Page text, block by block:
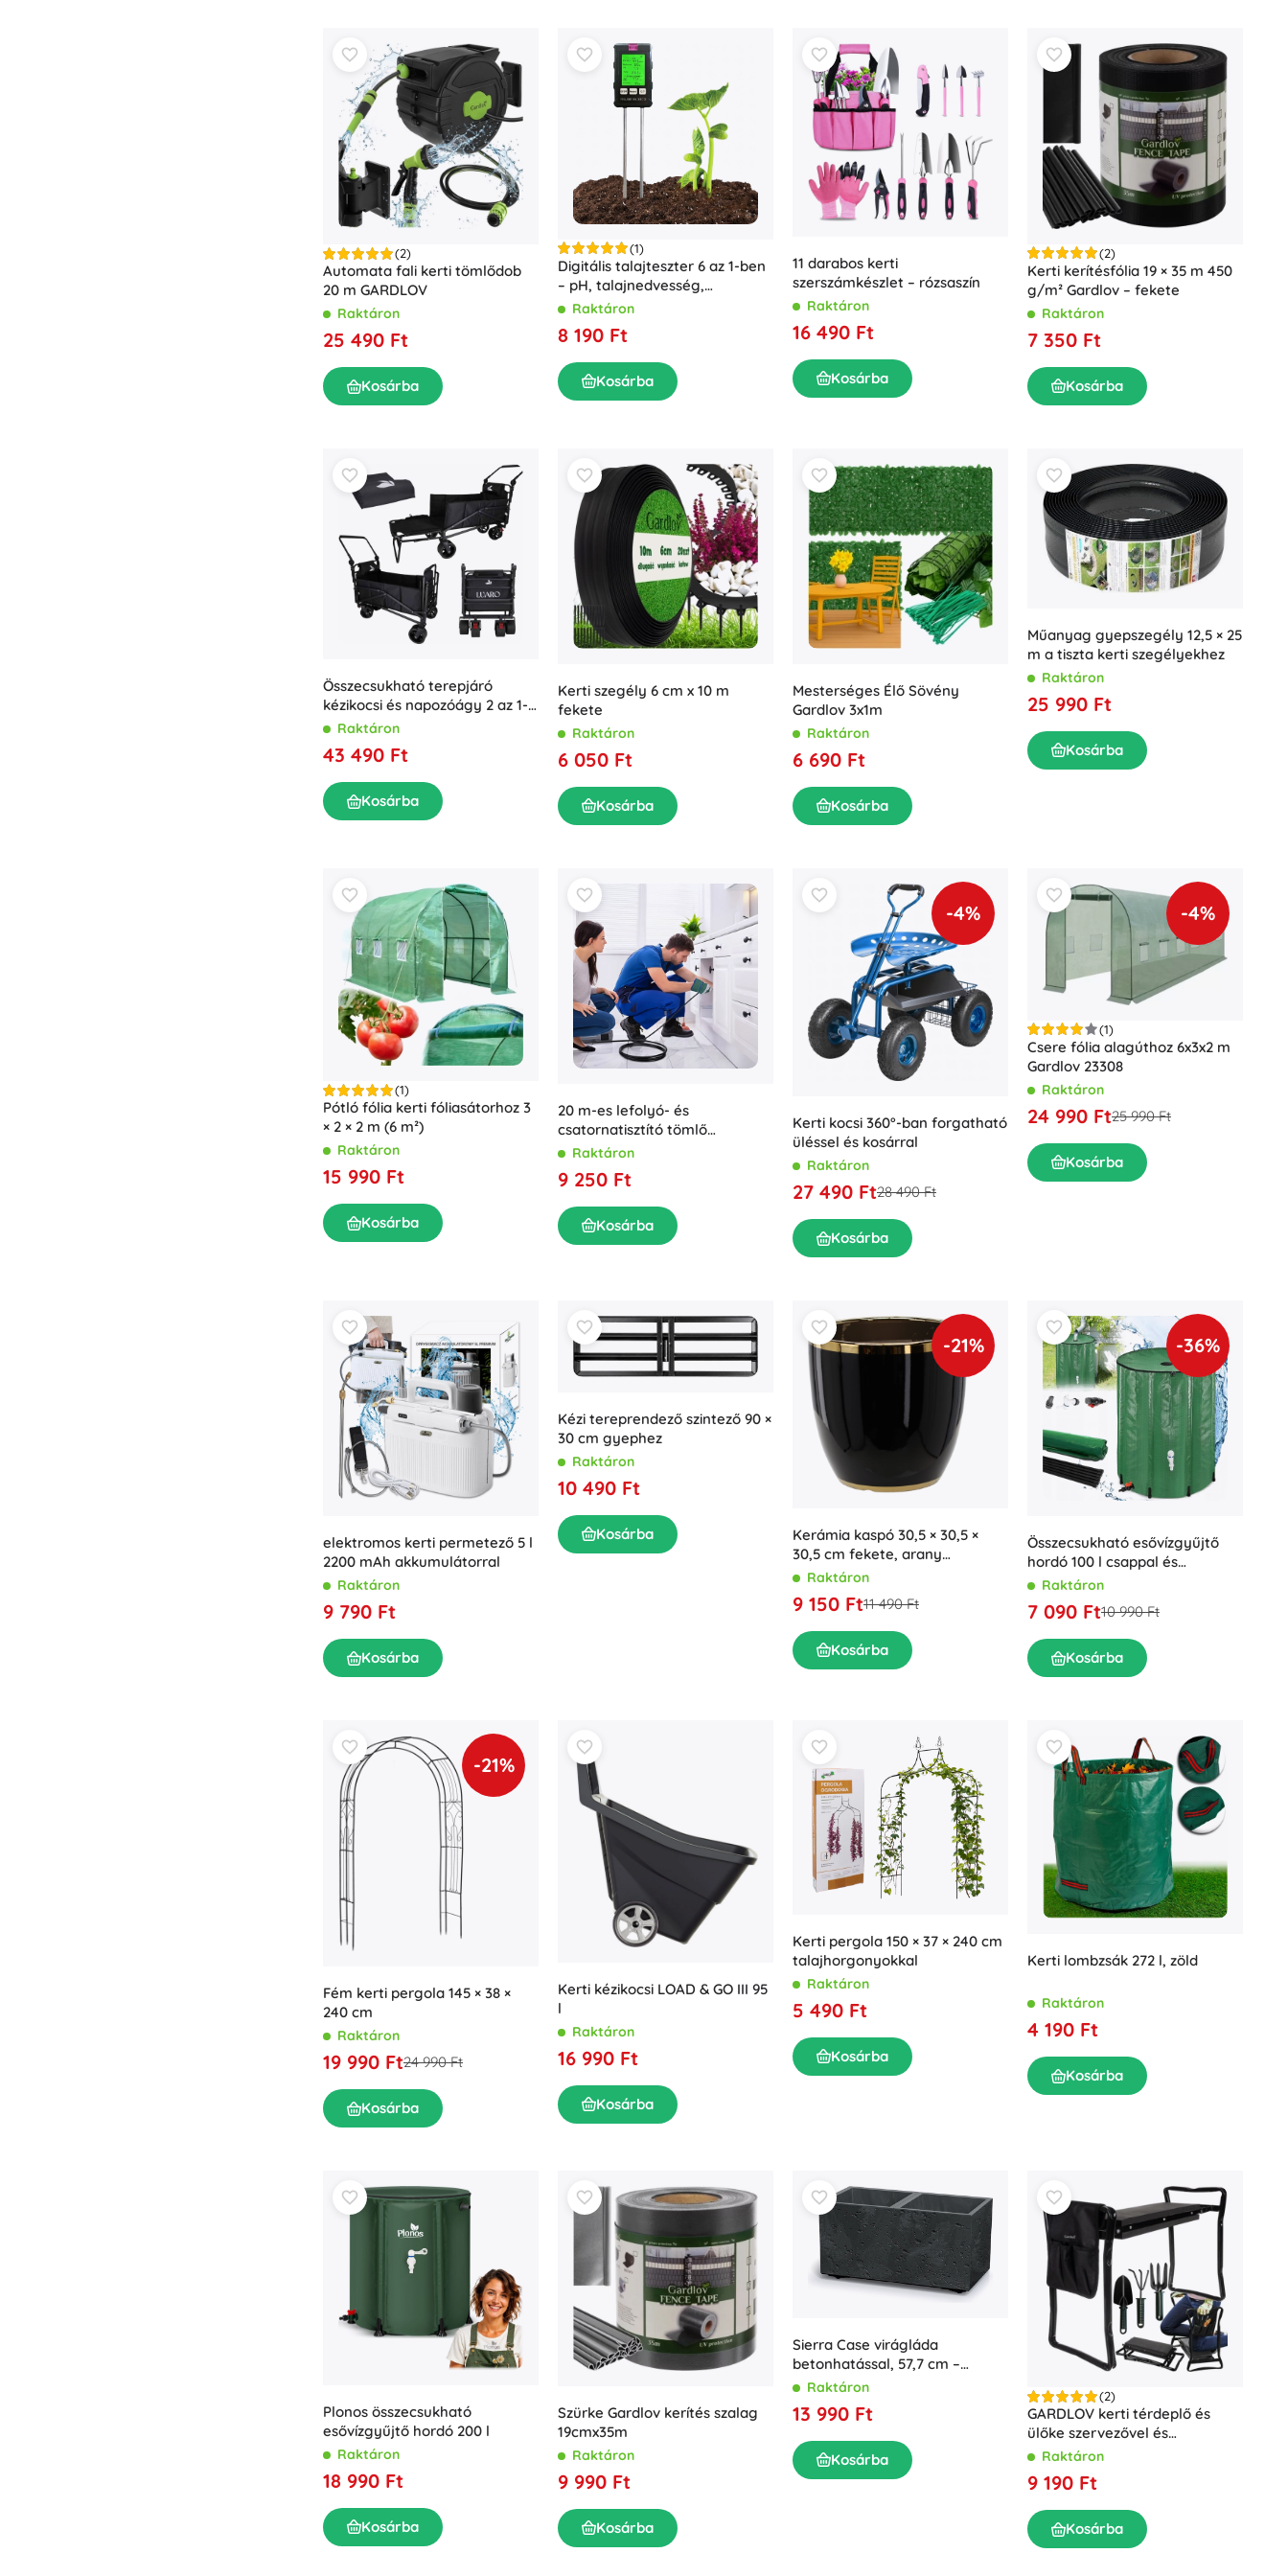
(2)
Automata fali kerti tömlődob
20 m GARDLOV
Raktáron
25 490 Ft
Kosárba
(1)
Digitális talajteszter 6 az 1-ben
– pH, talajnedvesség,
hőmérséklet, termékenység,
Raktáron
8 190 Ft
Kosárba
11 darabos kerti
szerszámkészlet – rózsaszín
Raktáron
16 490 Ft
Kosárba
(2)
Kerti kerítésfólia 19 × 35 m 450
g/m² Gardlov – fekete
Raktáron
7 350 Ft
Kosárba
Összecsukható terepjáró
kézikocsi és napozóágy 2 az 1-
ben LUARO
Raktáron
43 490 Ft
Kosárba
Kerti szegély 6 cm x 10 m
fekete
Raktáron
6 050 Ft
Kosárba
Mesterséges Élő Sövény
Gardlov 3x1m
Raktáron
6 690 Ft
Kosárba
Műanyag gyepszegély 12,5 × 25
m a tiszta kerti szegélyekhez
Raktáron
25 990 Ft
Kosárba
(1)
Pótló fólia kerti fóliasátorhoz 3
× 2 × 2 m (6 m²)
Raktáron
15 990 Ft
Kosárba
20 m-es lefolyó- és
csatornatisztító tömlő
adapterekkel magasnyomású
Raktáron
9 250 Ft
Kosárba
-4%
Kerti kocsi 360°-ban forgatható
üléssel és kosárral
Raktáron
27 490 Ft28 490 Ft
Kosárba
-4%
(1)
Csere fólia alagúthoz 6x3x2 m
Gardlov 23308
Raktáron
24 990 Ft25 990 Ft
Kosárba
elektromos kerti permetező 5 l
2200 mAh akkumulátorral
Raktáron
9 790 Ft
Kosárba
Kézi tereprendező szintező 90 ×
30 cm gyephez
Raktáron
10 490 Ft
Kosárba
-21%
Kerámia kaspó 30,5 × 30,5 ×
30,5 cm fekete, arany
peremmel
Raktáron
9 150 Ft11 490 Ft
Kosárba
-36%
Összecsukható esővízgyűjtő
hordó 100 l csappal és
túlfolyóval
Raktáron
7 090 Ft10 990 Ft
Kosárba
-21%
Fém kerti pergola 145 × 38 ×
240 cm
Raktáron
19 990 Ft24 990 Ft
Kosárba
Kerti kézikocsi LOAD & GO III 95
l
Raktáron
16 990 Ft
Kosárba
Kerti pergola 150 × 37 × 240 cm
talajhorgonyokkal
Raktáron
5 490 Ft
Kosárba
Kerti lombzsák 272 l, zöld
Raktáron
4 190 Ft
Kosárba
Plonos összecsukható
esővízgyűjtő hordó 200 l
Raktáron
18 990 Ft
Kosárba
Szürke Gardlov kerítés szalag
19cmx35m
Raktáron
9 990 Ft
Kosárba
Sierra Case virágláda
betonhatással, 57,7 cm –
fekete
Raktáron
13 990 Ft
Kosárba
(2)
GARDLOV kerti térdeplő és
ülőke szervezővel és
szerszámkészlettel
Raktáron
9 190 Ft
Kosárba